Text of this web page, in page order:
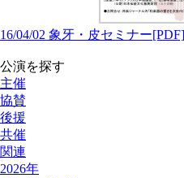
16/04/02 象牙・皮セミナー[PDF]
公演を探す
主催
協賛
後援
共催
関連
2026年